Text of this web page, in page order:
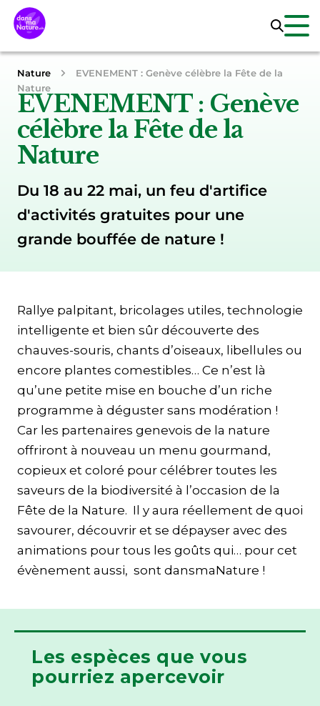
Nature
EVENEMENT : Genève célèbre la Fête de la
Nature
EVENEMENT : Genève
célèbre la Fête de la
Nature
Du 18 au 22 mai, un feu d'artifice
d'activités gratuites pour une
grande bouffée de nature !
Rallye palpitant, bricolages utiles, technologie
intelligente et bien sûr découverte des
chauves-souris, chants d’oiseaux, libellules ou
encore plantes comestibles… Ce n’est là
qu’une petite mise en bouche d’un riche
programme à déguster sans modération !
Car les partenaires genevois de la nature
offriront à nouveau un menu gourmand,
copieux et coloré pour célébrer toutes les
saveurs de la biodiversité à l’occasion de la
Fête de la Nature. Il y aura réellement de quoi
savourer, découvrir et se dépayser avec des
animations pour tous les goûts qui… pour cet
évènement aussi, sont dansmaNature !
Les espèces que vous
pourriez apercevoir